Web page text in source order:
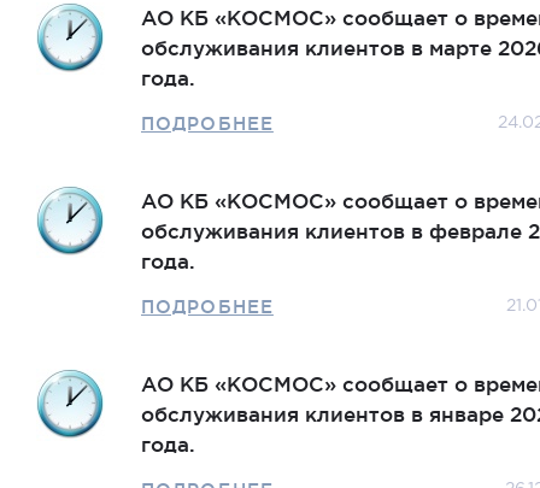
АО КБ «КОСМОС» сообщает о
обслуживания клиентов в марте
года.
ПОДРОБНЕЕ
АО КБ «КОСМОС» сообщает о
обслуживания клиентов в феврале
года.
ПОДРОБНЕЕ
АО КБ «КОСМОС» сообщает о
обслуживания клиентов в январе
года.